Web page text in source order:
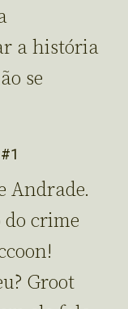
a história
se
Andrade.
do crime
Groot